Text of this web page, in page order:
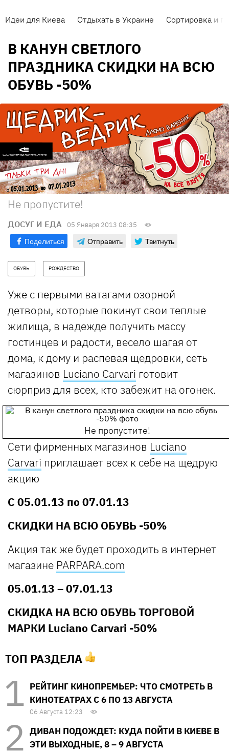
Идеи для Киева Отдыхать в Украине Сортировка и
В КАНУН СВЕТЛОГО
ПРАЗДНИКА СКИДКИ НА ВСЮ
ОБУВЬ -50%
Не пропустите!
ДОСУГ И ЕДА 05 Января 2013 08:35
Поделиться Отправить Твитнуть
ОБУВЬ РОЖДЕСТВО
Уже с первыми ватагами озорной
детворы, которые покинут свои теплые
жилища, в надежде получить массу
гостинцев и радости, весело шагая от
дома, к дому и распевая щедровки, сеть
магазинов Luciano Carvari готовит
сюрприз для всех, кто забежит на огонек.
Не пропустите!
Сети фирменных магазинов Luciano
Carvari приглашает всех к себе на щедрую
акцию
С 05.01.13 по 07.01.13
СКИДКИ НА ВСЮ ОБУВЬ -50%
Акция так же будет проходить в интернет
магазине PARPARA.com
05.01.13 – 07.01.13
СКИДКА НА ВСЮ ОБУВЬ ТОРГОВОЙ
МАРКИ Luciano Carvari -50%
ТОП РАЗДЕЛА
РЕЙТИНГ КИНОПРЕМЬЕР: ЧТО СМОТРЕТЬ В
КИНОТЕАТРАХ С 6 ПО 13 АВГУСТА
06 Августа 12:23
ДИВАН ПОДОЖДЕТ: КУДА ПОЙТИ В КИЕВЕ В
ЭТИ ВЫХОДНЫЕ, 8 – 9 АВГУСТА